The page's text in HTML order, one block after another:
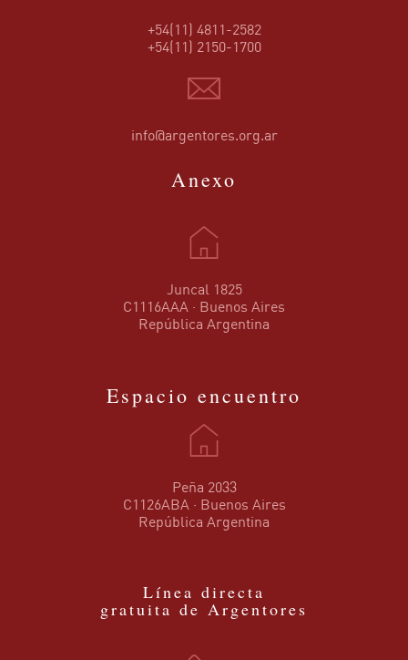
+54(11) 4811-2582
+54(11) 2150-1700
info@argentores.org.ar
Anexo
Juncal 1825
C1116AAA · Buenos Aires
República Argentina
Espacio encuentro
Peña 2033
C1126ABA · Buenos Aires
República Argentina
Línea directa
gratuita de Argentores